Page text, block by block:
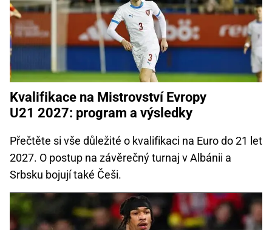
Kvalifikace na Mistrovství Evropy
U21 2027: program a výsledky
Přečtěte si vše důležité o kvalifikaci na Euro do 21 let
2027. O postup na závěrečný turnaj v Albánii a
Srbsku bojují také Češi.